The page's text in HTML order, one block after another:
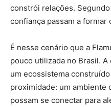
constrói relações.
confiança passam a
É nesse cenário que a
pouco utilizada no Brasil.
um ecossistema
proximidade: um ambiente
possam se conectar para